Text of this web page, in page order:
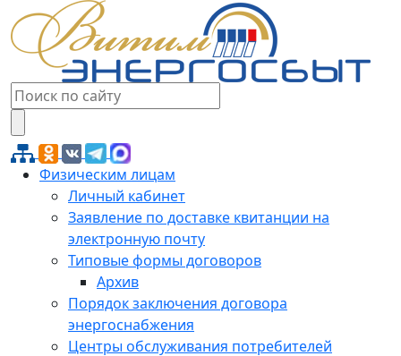
Физическим лицам
Личный кабинет
Заявление по доставке квитанции на
электронную почту
Типовые формы договоров
Архив
Порядок заключения договора
энергоснабжения
Центры обслуживания потребителей